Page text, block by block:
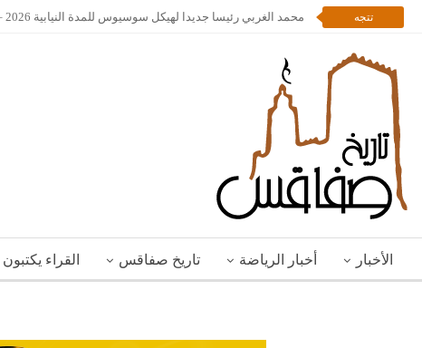
تتجه محمد الغربي رئيسا جديدا لهيكل سوسيوس للمدة النيابية 2026 – 2028
الأخبار أخبار الرياضة تاريخ صفاقس القراء يكتبون